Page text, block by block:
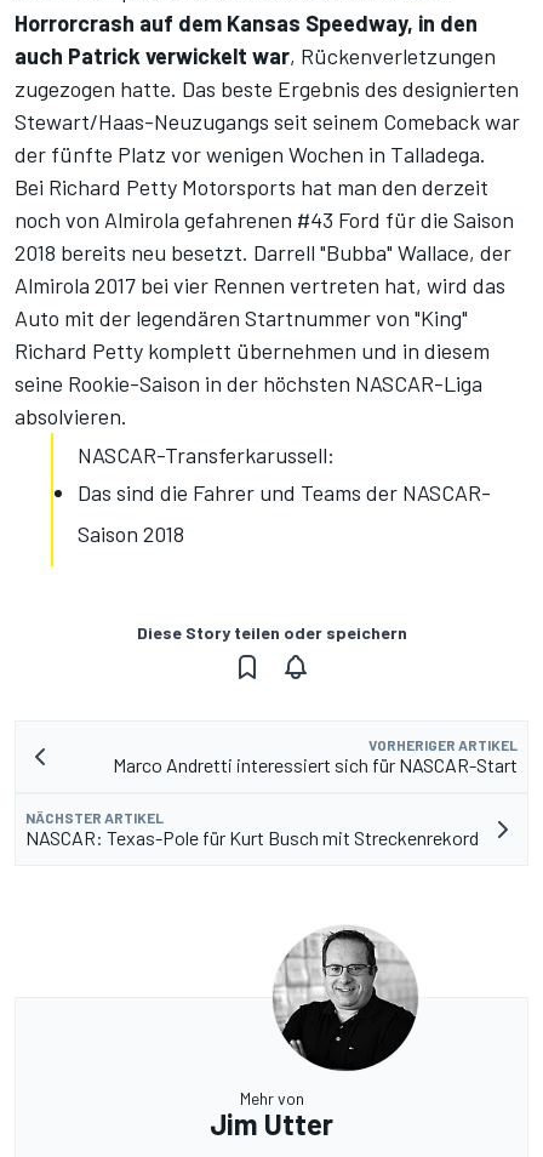
Horrorcrash auf dem Kansas Speedway, in den
auch Patrick verwickelt war, Rückenverletzungen
zugezogen hatte. Das beste Ergebnis des designierten
Stewart/Haas-Neuzugangs seit seinem Comeback war
der fünfte Platz vor wenigen Wochen in Talladega.
Bei Richard Petty Motorsports hat man den derzeit
noch von Almirola gefahrenen #43 Ford für die Saison
2018 bereits neu besetzt. Darrell "Bubba" Wallace, der
Almirola 2017 bei vier Rennen vertreten hat, wird das
Auto mit der legendären Startnummer von "King"
Richard Petty komplett übernehmen und in diesem
seine Rookie-Saison in der höchsten NASCAR-Liga
absolvieren.
NASCAR-Transferkarussell:
Das sind die Fahrer und Teams der NASCAR-
Saison 2018
Diese Story teilen oder speichern
VORHERIGER ARTIKEL
Marco Andretti interessiert sich für NASCAR-Start
NÄCHSTER ARTIKEL
NASCAR: Texas-Pole für Kurt Busch mit Streckenrekord
Mehr von
Jim Utter